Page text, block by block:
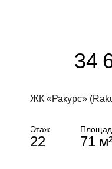
34
ЖК «Ракурс»
Этаж
22 71